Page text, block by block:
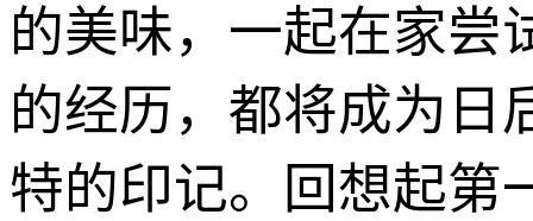
的美味，一起在家尝
的经历，都将成为日
特的印记。回想起第